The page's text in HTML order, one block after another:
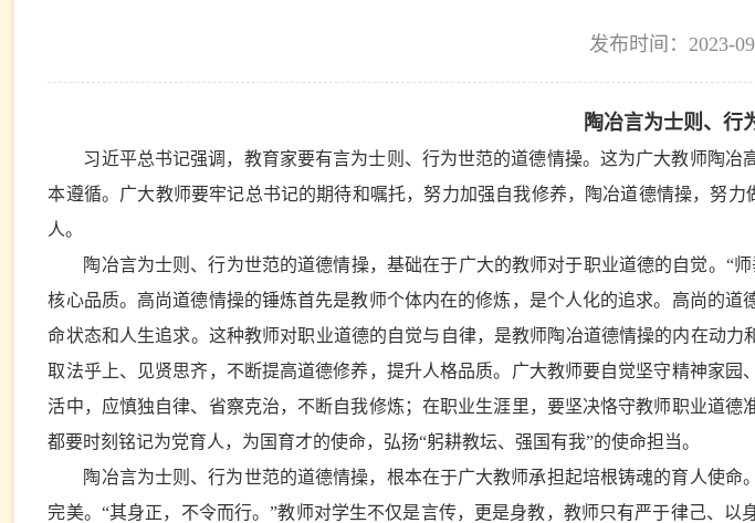
发布时间：2023-
陶冶言为士则、行
习近平总书记强调，教育家要有言为士则、行为世范的道德情操。这为广大教师陶
本遵循。广大教师要牢记总书记的期待和嘱托，努力加强自我修养，陶冶道德情操，努
人。
陶冶言为士则、行为世范的道德情操，基础在于广大的教师对于职业道德的自觉。“
核心品质。高尚道德情操的锤炼首先是教师个体内在的修炼，是个人化的追求。高尚的
命状态和人生追求。这种教师对职业道德的自觉与自律，是教师陶冶道德情操的内在动
取法乎上、见贤思齐，不断提高道德修养，提升人格品质。广大教师要自觉坚守精神家
活中，应慎独自律、省察克治，不断自我修炼；在职业生涯里，要坚决恪守教师职业道
都要时刻铭记为党育人，为国育才的使命，弘扬“躬耕教坛、强国有我”的使命担当。
陶冶言为士则、行为世范的道德情操，根本在于广大教师承担起培根铸魂的育人使
完美。“其身正，不令而行。”教师对学生不仅是言传，更是身教，教师只有严于律己、